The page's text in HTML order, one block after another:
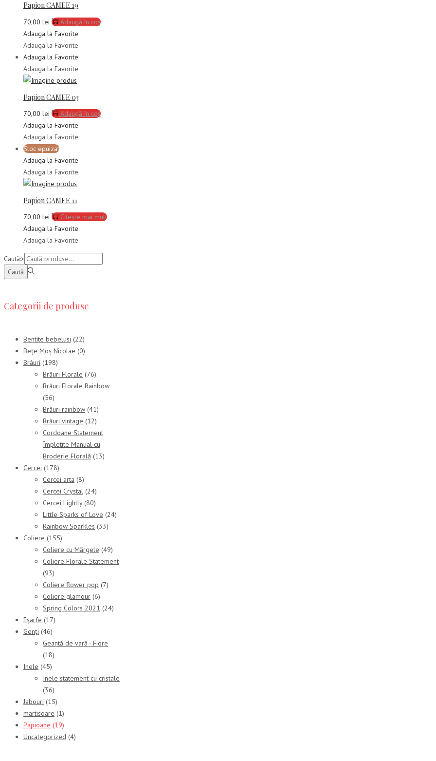
Papion CAMEE 19
70,00 lei
Adaugă în coș
Adauga la Favorite
Adauga la Favorite
Adauga la Favorite
Adauga la Favorite
Papion CAMEE 03
70,00 lei
Adaugă în coș
Adauga la Favorite
Adauga la Favorite
Stoc epuizat
Adauga la Favorite
Adauga la Favorite
Papion CAMEE 11
70,00 lei
Citește mai mult
Adauga la Favorite
Adauga la Favorite
Caută:>
Caută
Categorii de produse
Bentite bebelusi (22)
Bețe Moș Nicolae (0)
Brâuri (198)
Brâuri Florale (76)
Brâuri Florale Rainbow
(56)
Brâuri rainbow (41)
Brâuri vintage (12)
Cordoane Statement
Împletite Manual cu
Broderie Florală (13)
Cercei (178)
Cercei arta (8)
Cercei Crystal (24)
Cercei Lightly (80)
Little Sparks of Love (24)
Rainbow Sparkles (33)
Coliere (155)
Coliere cu Mărgele (49)
Coliere Florale Statement
(93)
Coliere flower pop (7)
Coliere glamour (6)
Spring Colors 2021 (24)
Eșarfe (17)
Genți (46)
Geantă de vară - Fiore
(18)
Inele (45)
Inele statement cu cristale
(36)
Jabouri (15)
martisoare (1)
Papioane (19)
Uncategorized (4)